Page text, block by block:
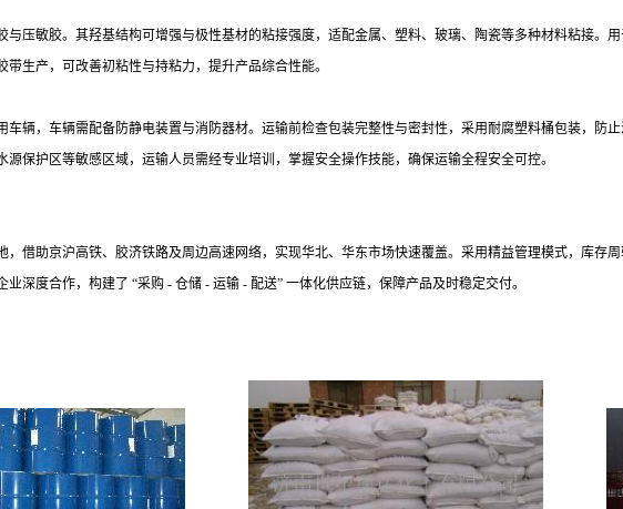
压敏胶。其羟基结构可增强与极性基材的粘接强度，适配金属、塑料、玻璃、陶瓷等多种材料粘接。
生产，可改善初粘性与持粘力，提升产品综合性能。
辆，车辆需配备防静电装置与消防器材。运输前检查包装完整性与密封性，采用耐腐塑料桶包装，防
保护区等敏感区域，运输人员需经专业培训，掌握安全操作技能，确保运输全程安全可控。
借助京沪高铁、胶济铁路及周边高速网络，实现华北、华东市场快速覆盖。采用精益管理模式，库存
业深度合作，构建了 “采购 - 仓储 - 运输 - 配送” 一体化供应链，保障产品及时稳定交付。